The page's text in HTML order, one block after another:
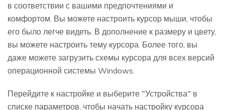
в соответствии с вашими предпочтениями и
комфортом. Вы можете настроить курсор мыши, чтобы
его было легче видеть. В дополнение к размеру и цвету,
вы можете настроить тему курсора. Более того, вы
даже можете загрузить схемы курсора для всех версий
операционной системы Windows.
Перейдите к настройке и выберите "Устройства" в
списке параметров, чтобы начать настройку курсора